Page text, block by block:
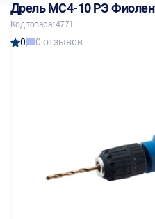
Дрель МС4-10 РЭ
Код товара: 4771
0 0 отзывов